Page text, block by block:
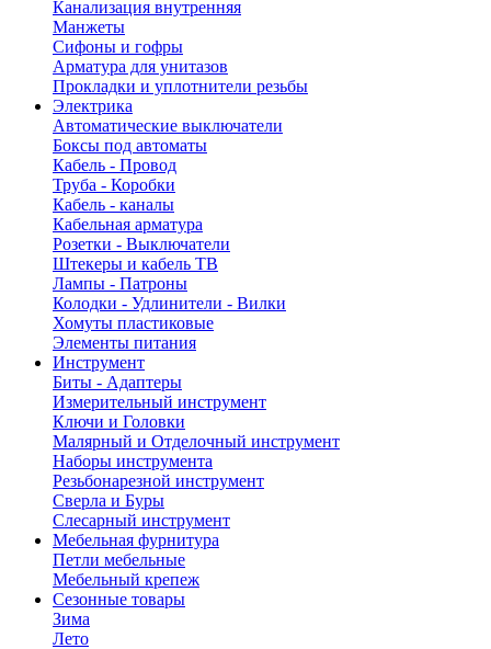
Канализация внутренняя
Манжеты
Сифоны и гофры
Арматура для унитазов
Прокладки и уплотнители резьбы
Электрика
Автоматические выключатели
Боксы под автоматы
Кабель - Провод
Труба - Коробки
Кабель - каналы
Кабельная арматура
Розетки - Выключатели
Штекеры и кабель ТВ
Лампы - Патроны
Колодки - Удлинители - Вилки
Хомуты пластиковые
Элементы питания
Инструмент
Биты - Адаптеры
Измерительный инструмент
Ключи и Головки
Малярный и Отделочный инструмент
Наборы инструмента
Резьбонарезной инструмент
Сверла и Буры
Слесарный инструмент
Мебельная фурнитура
Петли мебельные
Мебельный крепеж
Сезонные товары
Зима
Лето